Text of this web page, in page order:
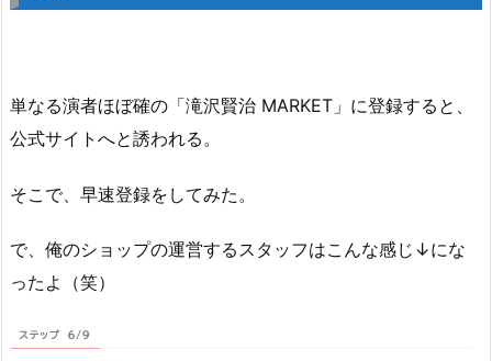
単なる演者ほぼ確の「滝沢賢治 MARKET」に登録すると、
公式サイトへと誘われる。
そこで、早速登録をしてみた。
で、俺のショップの運営するスタッフはこんな感じ↓にな
ったよ（笑）